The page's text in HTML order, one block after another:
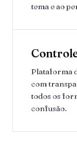
tema e ao
Plataforma
com
todos os
confusão.